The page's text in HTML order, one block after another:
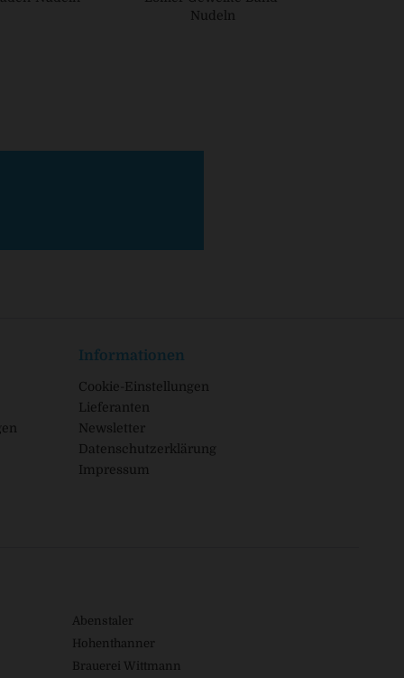
Nudeln
Informationen
Cookie-Einstellungen
Lieferanten
Newsletter
Datenschutzerklärung
Impressum
Abenstaler
Hohenthanner
Brauerei Wittmann